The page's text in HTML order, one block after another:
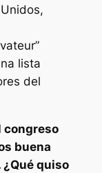
lista
del
congreso
buena
quiso